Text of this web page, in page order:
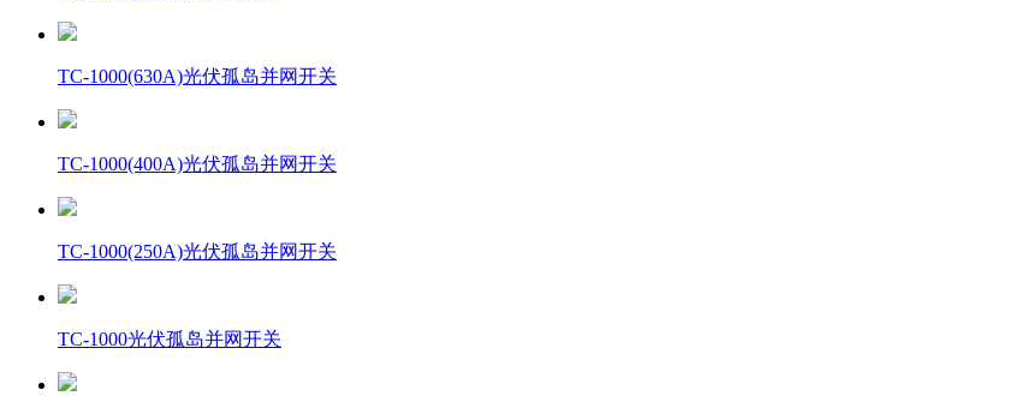
TC-1000(630A)光伏孤岛并网开关
TC-1000(400A)光伏孤岛并网开关
TC-1000(250A)光伏孤岛并网开关
TC-1000光伏孤岛并网开关